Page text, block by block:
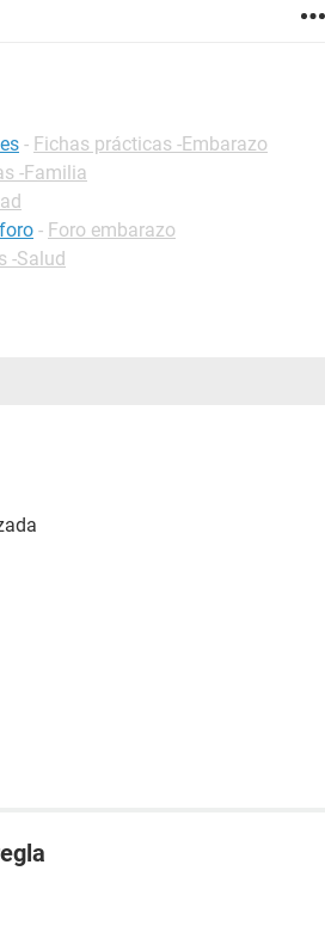
- Fichas prácticas -Embarazo
-Familia
- Foro embarazo
-Salud